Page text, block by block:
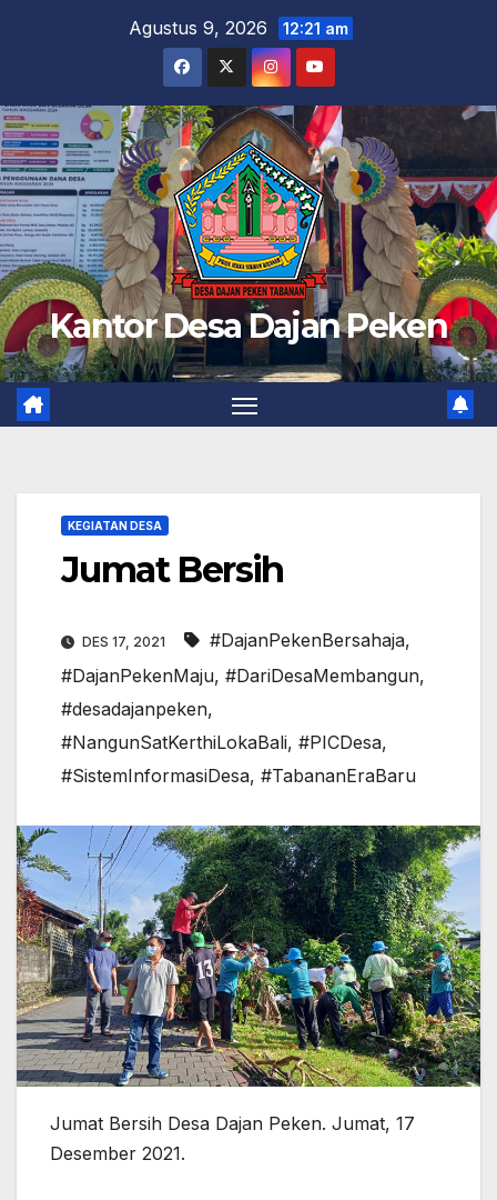
Agustus 9, 2026 12:21 am
Kantor Desa Dajan Peken
KEGIATAN DESA
Jumat Bersih
DES 17, 2021 #DajanPekenBersahaja,
#DajanPekenMaju, #DariDesaMembangun,
#desadajanpeken,
#NangunSatKerthiLokaBali, #PICDesa,
#SistemInformasiDesa, #TabananEraBaru
Jumat Bersih Desa Dajan Peken. Jumat, 17
Desember 2021.